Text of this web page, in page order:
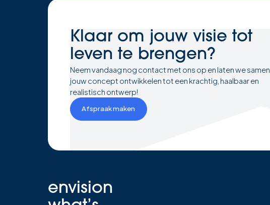
Klaar om jouw visie tot
leven te brengen?
Neem vandaag nog contact met ons op en laten we samen
jouw concept ontwikkelen tot een krachtig, haalbaar en
realistisch ontwerp!
Afspraak maken
envision